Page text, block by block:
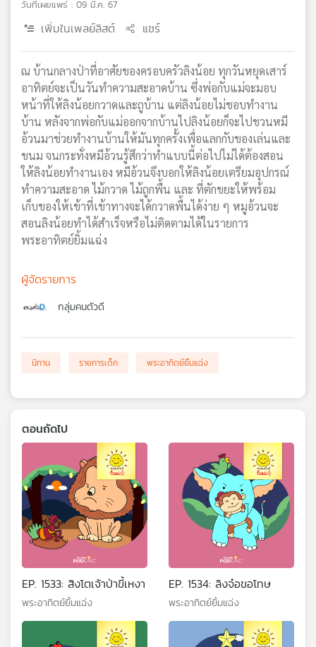
แผนที่
วิทยุ
เครือ
ข่าย
วันที่เผยแพร่ : 09 มี.ค. 67
เพิ่มในเพลย์ลิสต์ แชร์
ณ บ้านกลางป่าที่อาศัยของครอบครัวลิงน้อย ทุกวันหยุดเสาร์
อาทิตย์จะเป็นวันทำความสะอาดบ้าน ซึ่งพ่อกับแม่จะมอบ
หน้าที่ให้ลิงน้อยกวาดและถูบ้าน แต่ลิงน้อยไม่ชอบทำงาน
บ้าน หลังจากพ่อกับแม่ออกจากบ้านไปลิงน้อยก็จะไปชวนหมี
อ้วนมาช่วยทำงานบ้านให้มันทุกครั้งเพื่อแลกกับของเล่นและ
ขนม จนกระทั่งหมีอ้วนรู้สึกว่าทำแบบนี้ต่อไปไม่ได้ต้องสอน
ให้ลิงน้อยทำงานเอง หมีอ้วนจึงบอกให้ลิงน้อยเตรียมอุปกรณ์
ทำความสะอาด ไม้กวาด ไม้ถูกพื้น และ ที่ตักขยะให้พร้อม
เก็บของให้เข้าที่เข้าทางจะได้กวาดพื้นได้ง่าย ๆ หมูอ้วนจะ
สอนลิงน้อยทำได้สำเร็จหรือไม่ติดตามได้ในรายการ
พระอาทิตย์ยิ้มแฉ่ง
ผู้จัดรายการ
กลุ่มคนตัวดี
นิทาน รายการเด็ก พระอาทิตย์ยิ้มแฉ่ง
ตอนถัดไป
EP. 1533: สิงโตเจ้าป่าขี้เหงา
พระอาทิตย์ยิ้มแฉ่ง
EP. 1534: ลิงจ๋อขอโทษ
พระอาทิตย์ยิ้มแฉ่ง